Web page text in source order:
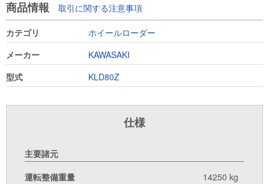
商品情報 取引に関する注意事項
カテゴリ
ホイールローダー
メーカー
KAWASAKI
型式
KLD80Z
仕様
主要諸元
運転整備重量
14250 kg